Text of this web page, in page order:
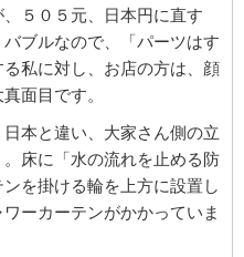
５０５元、日本円に直す
ブルなので、「パーツはす
私に対し、お店の方は、顔
面目です。
本と違い、大家さん側の立
床に「水の流れを止める防
を掛ける輪を上方に設置し
ーカーテンがかかっていま